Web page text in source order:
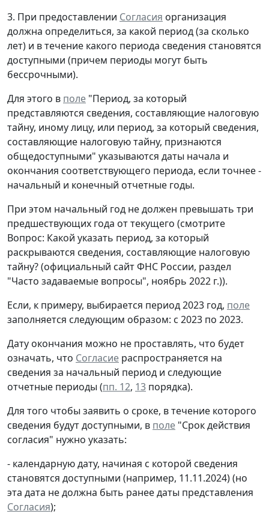
3. При предоставлении Согласия организация
должна определиться, за какой период (за сколько
лет) и в течение какого периода сведения становятся
доступными (причем периоды могут быть
бессрочными).
Для этого в поле "Период, за который
представляются сведения, составляющие налоговую
тайну, иному лицу, или период, за который сведения,
составляющие налоговую тайну, признаются
общедоступными" указываются даты начала и
окончания соответствующего периода, если точнее -
начальный и конечный отчетные годы.
При этом начальный год не должен превышать три
предшествующих года от текущего (смотрите
Вопрос: Какой указать период, за который
раскрываются сведения, составляющие налоговую
тайну? (официальный сайт ФНС России, раздел
"Часто задаваемые вопросы", ноябрь 2022 г.)).
Если, к примеру, выбирается период 2023 год, поле
заполняется следующим образом: с 2023 по 2023.
Дату окончания можно не проставлять, что будет
означать, что Согласие распространяется на
сведения за начальный период и следующие
отчетные периоды (пп. 12, 13 порядка).
Для того чтобы заявить о сроке, в течение которого
сведения будут доступными, в поле "Срок действия
согласия" нужно указать:
- календарную дату, начиная с которой сведения
становятся доступными (например, 11.11.2024) (но
эта дата не должна быть ранее даты представления
Согласия);